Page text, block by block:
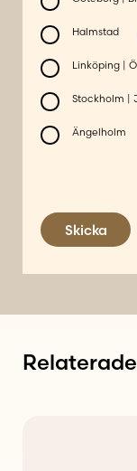
Halmstad
Linköping |
Stockholm |
Ängelholm
Skicka